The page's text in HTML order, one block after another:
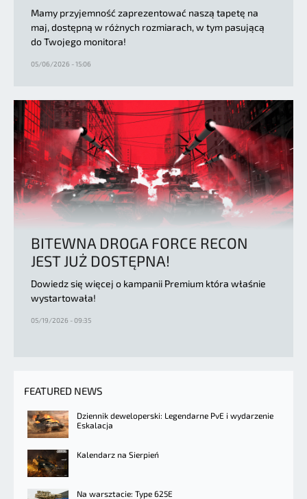
Mamy przyjemność zaprezentować naszą tapetę na
maj, dostępną w różnych rozmiarach, w tym pasującą
do Twojego monitora!
05/06/2026 - 15:06
BITEWNA DROGA FORCE RECON
JEST JUŻ DOSTĘPNA!
Dowiedz się więcej o kampanii Premium która właśnie
wystartowała!
05/19/2026 - 09:35
FEATURED NEWS
Dziennik deweloperski: Legendarne PvE i wydarzenie
Eskalacja
Kalendarz na Sierpień
Na warsztacie: Type 625E